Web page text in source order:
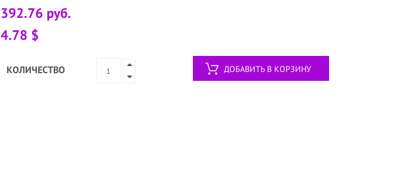
392.76 руб.
4.78 $
КОЛИЧЕСТВО ДОБАВИТЬ В КОРЗИНУ